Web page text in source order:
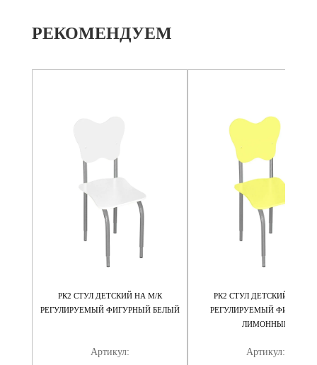
РЕКОМЕНДУЕМ
РК2 СТУЛ ДЕТСКИЙ НА М/К
РЕГУЛИРУЕМЫЙ ФИГУРНЫЙ БЕЛЫЙ
Артикул:
РК2 СТУЛ ДЕТСКИЙ НА М/К
РЕГУЛИРУЕМЫЙ
ЛИМОННЫЙ
Артикул: